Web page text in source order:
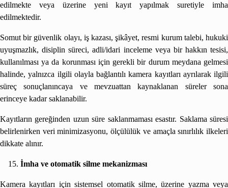
edilmekte veya üzerine yeni kayıt yapılmak suretiyle imha
edilmektedir.
Somut bir güvenlik olayı, iş kazası, şikâyet, resmi kurum talebi, hukuki
uyuşmazlık, disiplin süreci, adli/idari inceleme veya bir hakkın tesisi,
kullanılması ya da korunması için gerekli bir durum meydana gelmesi
halinde, yalnızca ilgili olayla bağlantılı kamera kayıtları ayrılarak ilgili
süreç sonuçlanıncaya ve mevzuattan kaynaklanan süreler sona
erinceye kadar saklanabilir.
Kayıtların gereğinden uzun süre saklanmaması esastır. Saklama süresi
belirlenirken veri minimizasyonu, ölçülülük ve amaçla sınırlılık ilkeleri
dikkate alınır.
İmha ve otomatik silme mekanizması
Kamera kayıtları için sistemsel otomatik silme, üzerine yazma veya